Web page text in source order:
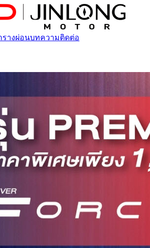
รางผ่อนบทความติดต่อ